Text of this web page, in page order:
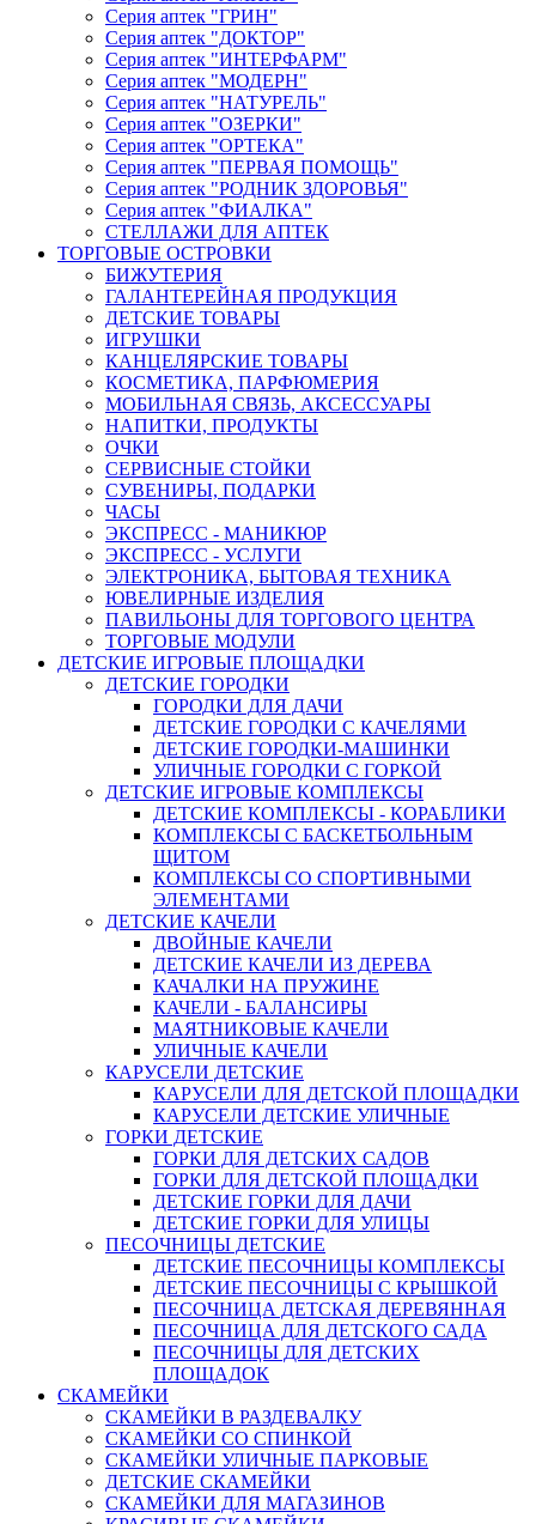
Серия аптек "ГРИН"
Серия аптек "ДОКТОР"
Серия аптек "ИНТЕРФАРМ"
Серия аптек "МОДЕРН"
Серия аптек "НАТУРЕЛЬ"
Серия аптек "ОЗЕРКИ"
Серия аптек "ОРТЕКА"
Серия аптек "ПЕРВАЯ ПОМОЩЬ"
Серия аптек "РОДНИК ЗДОРОВЬЯ"
Серия аптек "ФИАЛКА"
СТЕЛЛАЖИ ДЛЯ АПТЕК
ТОРГОВЫЕ ОСТРОВКИ
БИЖУТЕРИЯ
ГАЛАНТЕРЕЙНАЯ ПРОДУКЦИЯ
ДЕТСКИЕ ТОВАРЫ
ИГРУШКИ
КАНЦЕЛЯРСКИЕ ТОВАРЫ
КОСМЕТИКА, ПАРФЮМЕРИЯ
МОБИЛЬНАЯ СВЯЗЬ, АКСЕССУАРЫ
НАПИТКИ, ПРОДУКТЫ
ОЧКИ
СЕРВИСНЫЕ СТОЙКИ
СУВЕНИРЫ, ПОДАРКИ
ЧАСЫ
ЭКСПРЕСС - МАНИКЮР
ЭКСПРЕСС - УСЛУГИ
ЭЛЕКТРОНИКА, БЫТОВАЯ ТЕХНИКА
ЮВЕЛИРНЫЕ ИЗДЕЛИЯ
ПАВИЛЬОНЫ ДЛЯ ТОРГОВОГО ЦЕНТРА
ТОРГОВЫЕ МОДУЛИ
ДЕТСКИЕ ИГРОВЫЕ ПЛОЩАДКИ
ДЕТСКИЕ ГОРОДКИ
ГОРОДКИ ДЛЯ ДАЧИ
ДЕТСКИЕ ГОРОДКИ С КАЧЕЛЯМИ
ДЕТСКИЕ ГОРОДКИ-МАШИНКИ
УЛИЧНЫЕ ГОРОДКИ С ГОРКОЙ
ДЕТСКИЕ ИГРОВЫЕ КОМПЛЕКСЫ
ДЕТСКИЕ КОМПЛЕКСЫ - КОРАБЛИКИ
КОМПЛЕКСЫ С БАСКЕТБОЛЬНЫМ
ЩИТОМ
КОМПЛЕКСЫ СО СПОРТИВНЫМИ
ЭЛЕМЕНТАМИ
ДЕТСКИЕ КАЧЕЛИ
ДВОЙНЫЕ КАЧЕЛИ
ДЕТСКИЕ КАЧЕЛИ ИЗ ДЕРЕВА
КАЧАЛКИ НА ПРУЖИНЕ
КАЧЕЛИ - БАЛАНСИРЫ
МАЯТНИКОВЫЕ КАЧЕЛИ
УЛИЧНЫЕ КАЧЕЛИ
КАРУСЕЛИ ДЕТСКИЕ
КАРУСЕЛИ ДЛЯ ДЕТСКОЙ ПЛОЩАДКИ
КАРУСЕЛИ ДЕТСКИЕ УЛИЧНЫЕ
ГОРКИ ДЕТСКИЕ
ГОРКИ ДЛЯ ДЕТСКИХ САДОВ
ГОРКИ ДЛЯ ДЕТСКОЙ ПЛОЩАДКИ
ДЕТСКИЕ ГОРКИ ДЛЯ ДАЧИ
ДЕТСКИЕ ГОРКИ ДЛЯ УЛИЦЫ
ПЕСОЧНИЦЫ ДЕТСКИЕ
ДЕТСКИЕ ПЕСОЧНИЦЫ КОМПЛЕКСЫ
ДЕТСКИЕ ПЕСОЧНИЦЫ С КРЫШКОЙ
ПЕСОЧНИЦА ДЕТСКАЯ ДЕРЕВЯННАЯ
ПЕСОЧНИЦА ДЛЯ ДЕТСКОГО САДА
ПЕСОЧНИЦЫ ДЛЯ ДЕТСКИХ
ПЛОЩАДОК
СКАМЕЙКИ
СКАМЕЙКИ В РАЗДЕВАЛКУ
СКАМЕЙКИ СО СПИНКОЙ
СКАМЕЙКИ УЛИЧНЫЕ ПАРКОВЫЕ
ДЕТСКИЕ СКАМЕЙКИ
СКАМЕЙКИ ДЛЯ МАГАЗИНОВ